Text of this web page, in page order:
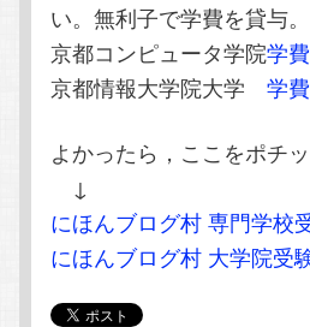
い。無利子で学費を貸与。
京都コンピュータ学院学
京都情報大学院大学学
よかったら，ここをポチ
↓
にほんブログ村 専門学校
にほんブログ村 大学院受